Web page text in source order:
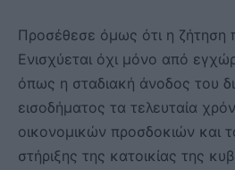
Προσέθεσε όμως ότι η ζήτηση
Ενισχύεται όχι μόνο από
όπως η σταδιακή άνοδος του
εισοδήματος τα τελευταία
οικονομικών προσδοκιών και
στήριξης της κατοικίας της